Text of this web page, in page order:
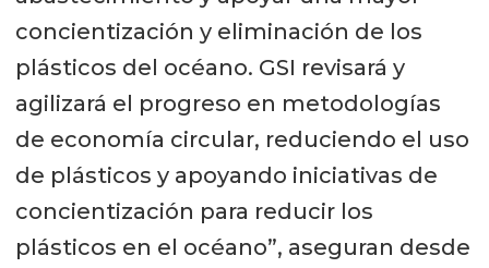
concientización y eliminación de los
plásticos del océano. GSI revisará y
agilizará el progreso en metodologías
de economía circular, reduciendo el uso
de plásticos y apoyando iniciativas de
concientización para reducir los
plásticos en el océano”, aseguran desde